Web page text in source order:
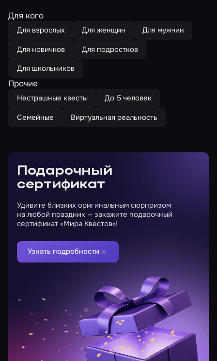
Для кого
Для взрослых Для женщин
Для мужчин
Для новичков
Для подростков
Для школьников
Прочие
Нестрашные квесты
До 5 человек
Семейные
Виртуальная реальность
Подарочный
сертификат
Удивите близких оригинальным сюрпризом
на любой праздник — закажите подарочный
сертификат «Мира Квестов»!
Узнать подробности